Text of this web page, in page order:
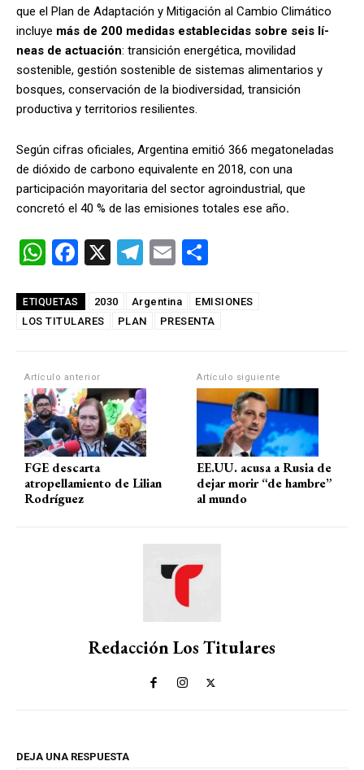
que el Plan de Adaptación y Mitigación al Cambio Climático
incluye más de 200 me­di­das es­ta­ble­ci­das so­bre seis lí­
neas de ac­tua­ción: transición energética, movilidad
sostenible, gestión sostenible de sistemas alimentarios y
bosques, conservación de la biodiversidad, transición
productiva y territorios resilientes.
Según cifras oficiales, Argentina emitió 366 megatoneladas
de dióxido de carbono equivalente en 2018, con una
participación mayoritaria del sector agroindustrial, que
concretó el 40 % de las emisiones totales ese año.
W
at
s
p
p
F
ce
b
o
k
X
T
e
gr
m
E
ail m
p
tir
ETIQUETAS 2030 Argentina
EMISIONES
LOS TITULARES
PLAN PRESENTA
Artículo anterior
FGE descarta
atropellamiento de Lilian
Rodríguez
Artículo siguiente
EE.UU. acusa a Rusia de
dejar morir “de hambre”
al mundo
Redacción Los Titulares
DEJA UNA RESPUESTA